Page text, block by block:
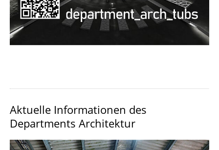
Aktuelle Informationen des
Departments Architektur